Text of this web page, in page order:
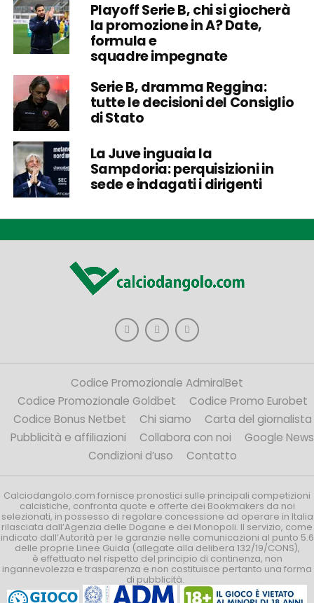
Playoff Serie B, chi si giocherà
la promozione in A? Date,
formula e
squadre impegnate
Serie B, dramma Reggina:
tutte le decisioni del Consiglio
di Stato
La Juve inguaia la
Sampdoria: perquisizioni in
sede e indagati i dirigenti
Codice Promozionale AdmiralBet
Codice Promozionale Goldbet
Codice Promo Eurobet
Codice Bonus Netbet
Chi siamo
Carta del giornalista
Pubblicità e affiliazioni
Collabora con noi
Google News
Condizioni d’uso
Contatto
Calciodangolo.com fornisce pronostici sulle principali competizioni
calcistiche, confronta quote e offerte dei Bookmakers da noi
selezionati, in possesso di regolare concessione ad operare in Italia
rilasciata dall’Agenzia delle Dogane e dei Monopoli. Il servizio, come
indicato dall’Autorità per le garanzie nelle comunicazioni al punto 5.6
delle proprie Linee Guida (allegate alla delibera 132/19/CONS),
è effettuato nel rispetto del principio di continenza, non
ingannevolezza e trasparenza e non costituisce pertanto una forma
di pubblicità.